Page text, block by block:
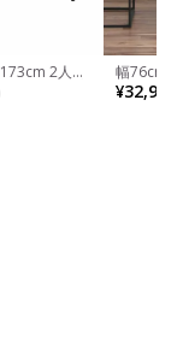
2人掛
ロータイプ
ング ファ
幅76cm 1
ブリック
ルベッド
¥32,990